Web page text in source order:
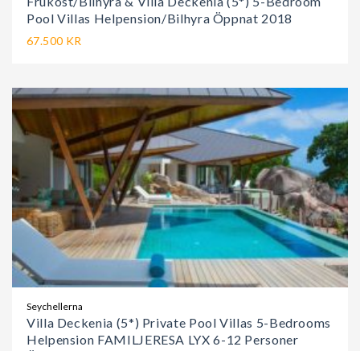
Pool Villas Helpension/Bilhyra Öppnat 2018
67.500 KR
Seychellerna
Villa Deckenia (5*) Private Pool Villas 5-Bedrooms
Helpension FAMILJERESA LYX 6-12 Personer